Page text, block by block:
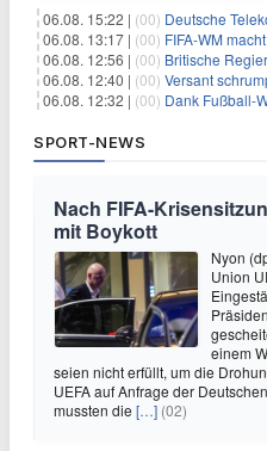
06.08. 15:22 | (00) Deutsche
06.08. 13:17 | (00) FIFA-WM
06.08. 12:56 | (00) Britische
06.08. 12:40 | (00) Versant
06.08. 12:32 | (00) Dank Fußball-
SPORT-NEWS
Nach FIFA-
mit Boykott
Nyon
Union
einem
seien nicht erfüllt, um die
UEFA auf Anfrage der
mussten die […] (02)